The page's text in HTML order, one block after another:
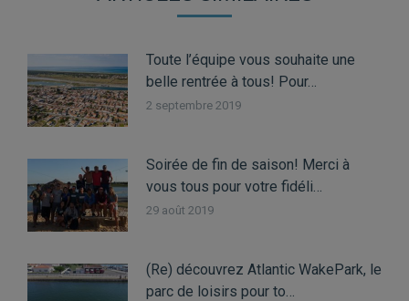
Toute l’équipe vous souhaite une
belle rentrée à tous! Pour…
2 septembre 2019
Soirée de fin de saison! Merci à
vous tous pour votre fidéli…
29 août 2019
(Re) découvrez Atlantic WakePark, le
parc de loisirs pour to…